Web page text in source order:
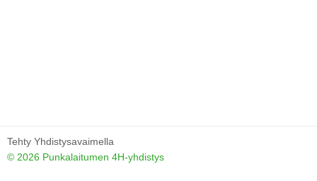
Tehty Yhdistysavaimella
© 2026 Punkalaitumen 4H-yhdistys